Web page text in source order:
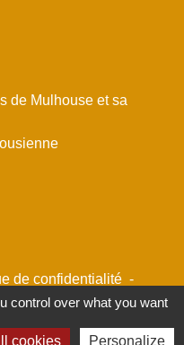
de Mulhouse et sa
de confidentialité -
- Gestion des cookies
control over what you want
cookies Personalize